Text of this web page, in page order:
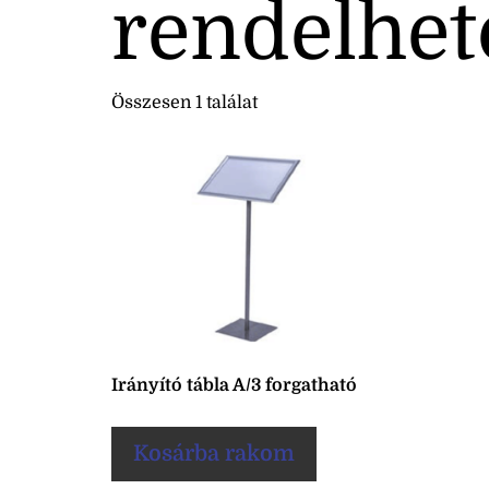
Összesen 1 találat
Irányító tábla A/3 forgatható
Kosárba rakom